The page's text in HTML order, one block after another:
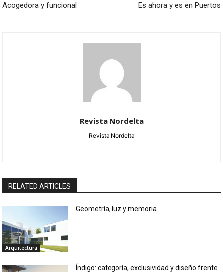
Acogedora y funcional Es ahora y es en Puertos
Revista Nordelta
Revista Nordelta
RELATED ARTICLES
Arquitectura
Geometría, luz y memoria
Índigo: categoría, exclusividad y diseño frente